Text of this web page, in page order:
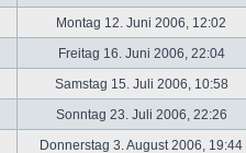
Montag 12. Juni 2006, 12:02
Freitag 16. Juni 2006, 22:04
Samstag 15. Juli 2006, 10:58
Sonntag 23. Juli 2006, 22:26
Donnerstag 3. August 2006, 19:44